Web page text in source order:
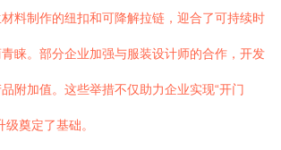
料制作的纽扣和可降解拉链，迎合了可持续时
睐。部分企业加强与服装设计师的合作，开发
附加值。这些举措不仅助力企业实现“开门
奠定了基础。